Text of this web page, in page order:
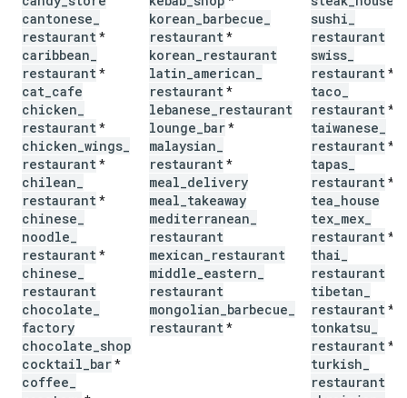
cantonese
restaurant*
caribbean
restaurant*
cat cafe
chicken
restaurant*
chicken wings
restaurant*
chilean
restaurant*
chinese
noodle
restaurant*
chinese
restaurant
chocolate
factory
chocolate shop
cocktail bar*
coffee
korean barbecue
restaurant*
korean restaurant
latin american
restaurant*
lebanese restaurant
lounge bar*
malaysian
restaurant*
meal delivery
meal takeaway
mediterranean
restaurant
mexican restaurant
middle eastern
restaurant
mongolian barbecue
restaurant*
sushi
restaurant
swiss
restaurant*
taco
restaurant*
taiwanese
restaurant*
tapas
restaurant*
tea house
tex mex
restaurant*
thai
restaurant
tibetan
restaurant*
tonkatsu
restaurant*
turkish
restaurant